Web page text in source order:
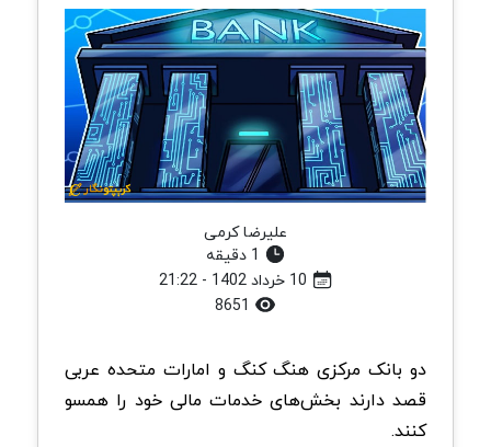
علیرضا کرمی
دو بانک مرکزی هنگ کنگ و امارات متحده عربی
قصد دارند بخش‌های خدمات مالی خود را همسو
کنند.